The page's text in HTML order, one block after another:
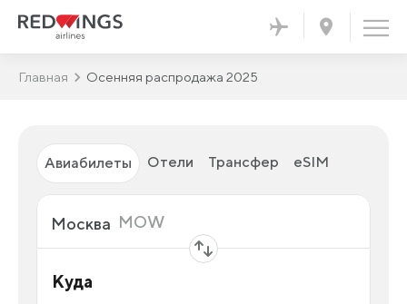
Главная Осенняя распродажа 2025
Авиабилеты Отели Трансфер eSIM
Откуда
Москва MOW
Куда